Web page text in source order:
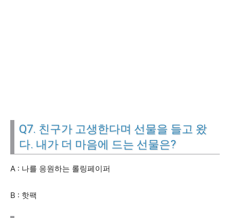
Q7. 친구가 고생한다며 선물을 들고 왔
다. 내가 더 마음에 드는 선물은?
A : 나를 응원하는 롤링페이퍼
B : 핫팩